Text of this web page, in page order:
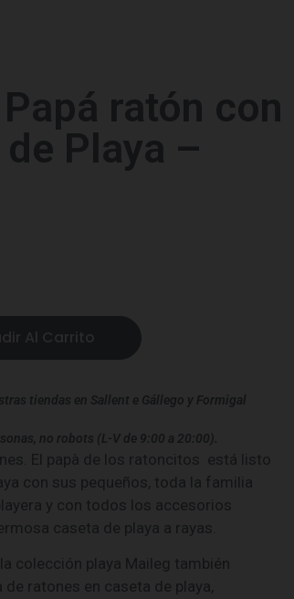
ratón con
Playa –
Al Carrito
tiendas en Sallent e Gállego y Formigal
no robots (L-V de 9:00 a 20:00).
El papà de los ratoncitos está listo
con sus pequeños, toda la familia
y con todos los accesorios
caseta de playa a rayas.
colección playa Maileg también
ratones en caseta de playa,